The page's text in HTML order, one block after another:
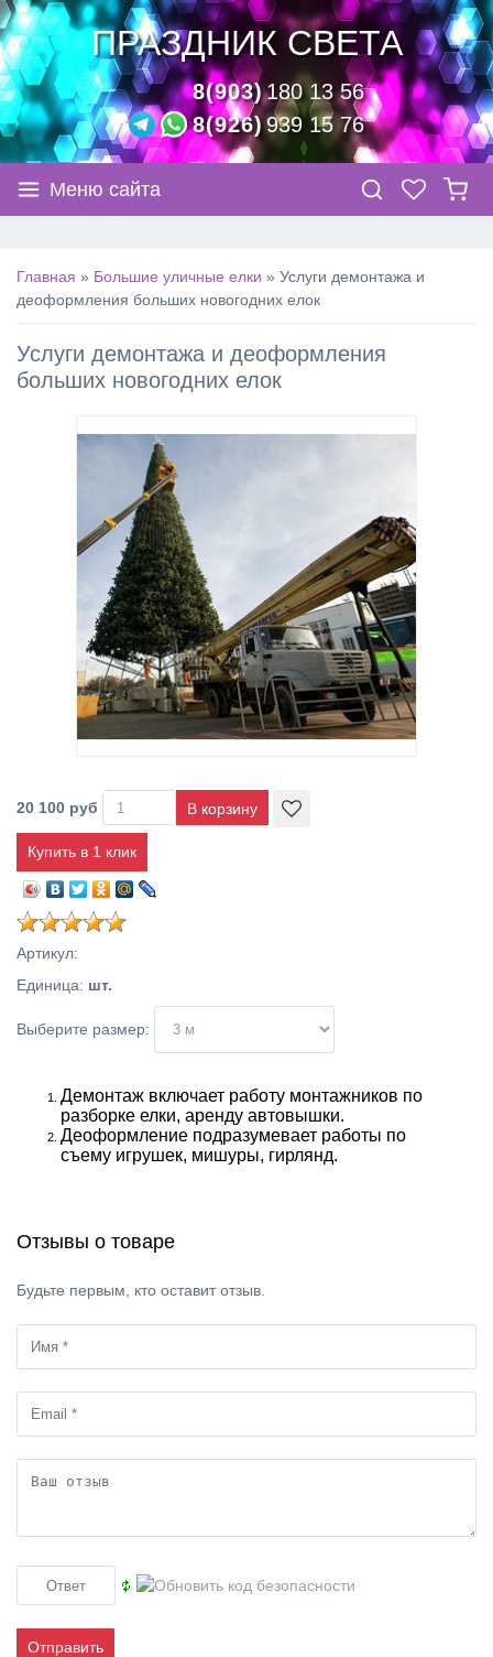
ПРАЗДНИК СВЕТА
8(903)180 13 56
8(926)939 15 76
Меню сайта
Главная » Большие уличные елки » Услуги демонтажа и
деоформления больших новогодних елок
Услуги демонтажа и деоформления
больших новогодних елок
20 100 руб
Купить в 1 клик
Артикул:
Единица: шт.
Выберите размер:
Демонтаж включает работу монтажников по
разборке елки, аренду автовышки.
Деоформление подразумевает работы по
съему игрушек, мишуры, гирлянд.
Отзывы о товаре
Будьте первым, кто оставит отзыв.
Отправить